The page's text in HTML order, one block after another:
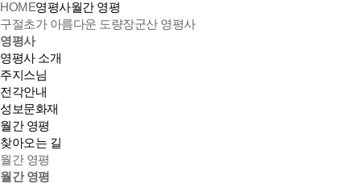
HOME영평사월간 영평
구절초가 아름다운 도량장군산 영평사
영평사
영평사 소개
주지스님
전각안내
성보문화재
월간 영평
찾아오는 길
월간 영평
월간 영평